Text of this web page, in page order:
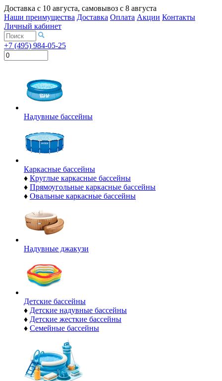
Доставка с 10 августа, самовывоз с 8 августа
Наши преимущества Доставка Оплата Акции Контакты
Личный кабинет
+7 (495) 984-05-25
Надувные бассейны
Каркасные бассейны
♦ Круглые каркасные бассейны
♦ Прямоугольные каркасные бассейны
♦ Овальные каркасные бассейны
Надувные джакузи
Детские бассейны
♦ Детские надувные бассейны
♦ Детские жесткие бассейны
♦ Семейные бассейны